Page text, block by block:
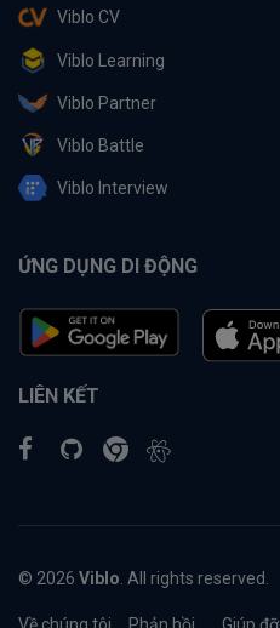
Viblo CV
Viblo Learning
Viblo Partner
Viblo Battle
Viblo Interview
ỨNG DỤNG DI ĐỘNG
LIÊN KẾT
© 2026 Viblo . All rights reserved.
Về chúng tôi Phản hồi Giúp đỡ